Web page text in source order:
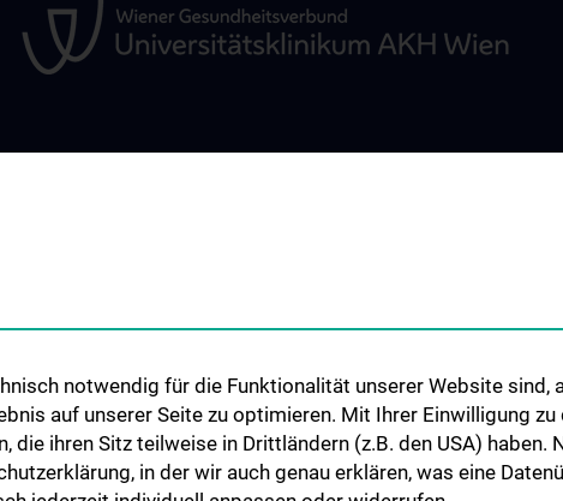
Abschlussarbeiten
Summer school
Fortbildung
Klinische
Publikationen
notwendig für die Funktionalität unserer Website
auf unserer Seite zu optimieren. Mit Ihrer Einwilligung
die ihren Sitz teilweise in Drittländern (z.B. den USA) haben.
in der wir auch genau erklären, was eine